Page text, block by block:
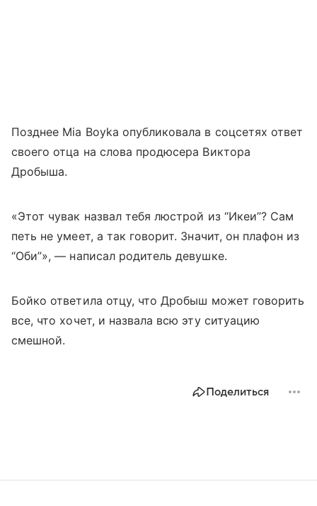
Позднее Mia Boyka опубликовала в соцсетях ответ
своего отца на слова продюсера Виктора
Дробыша.
«Этот чувак назвал тебя люстрой из “Икеи”? Сам
петь не умеет, а так говорит. Значит, он плафон из
“Оби”», — написал родитель девушке.
Бойко ответила отцу, что Дробыш может говорить
все, что хочет, и назвала всю эту ситуацию
смешной.
Поделиться